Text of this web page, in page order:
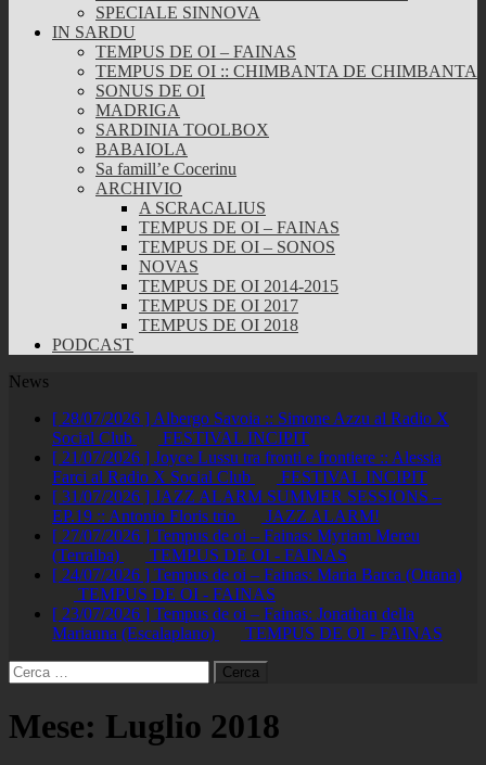
SPECIALE SINNOVA
IN SARDU
TEMPUS DE OI – FAINAS
TEMPUS DE OI :: CHIMBANTA DE CHIMBANTA
SONUS DE OI
MADRIGA
SARDINIA TOOLBOX
BABAIOLA
Sa famill’e Cocerinu
ARCHIVIO
A SCRACALIUS
TEMPUS DE OI – FAINAS
TEMPUS DE OI – SONOS
NOVAS
TEMPUS DE OI 2014-2015
TEMPUS DE OI 2017
TEMPUS DE OI 2018
PODCAST
News
[ 28/07/2026 ] Albergo Savoia :: Simone Azzu al Radio X
Social Club
FESTIVAL INCIPIT
[ 21/07/2026 ] Joyce Lussu tra fronti e frontiere :: Alessia
Farci al Radio X Social Club
FESTIVAL INCIPIT
[ 31/07/2026 ] JAZZ ALARM SUMMER SESSIONS –
EP.19 :: Antonio Floris trio
JAZZ ALARM!
[ 27/07/2026 ] Tempus de oi – Fainas: Myriam Mereu
(Terralba)
TEMPUS DE OI - FAINAS
[ 24/07/2026 ] Tempus de oi – Fainas: Maria Barca (Ottana)
TEMPUS DE OI - FAINAS
[ 23/07/2026 ] Tempus de oi – Fainas: Jonathan della
Marianna (Escalaplano)
TEMPUS DE OI - FAINAS
Ricerca
per:
Mese: Luglio 2018